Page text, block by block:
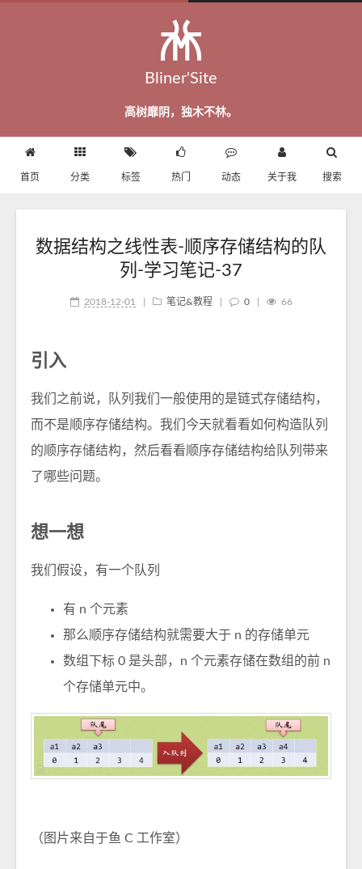
Bliner'Site
高树靡阴，独木不林。
首页 分类 标签 热门 动态 关于我 搜索
数据结构之线性表-顺序存储结构的队
列-学习笔记-37
2018-12-01 笔记&教程 0 66
引入
我们之前说，队列我们一般使用的是链式存储结构，
而不是顺序存储结构。我们今天就看看如何构造队列
的顺序存储结构，然后看看顺序存储结构给队列带来
了哪些问题。
想一想
我们假设，有一个队列
有 n 个元素
那么顺序存储结构就需要大于 n 的存储单元
数组下标 0 是头部，n 个元素存储在数组的前 n
个存储单元中。
（图片来自于鱼 C 工作室）